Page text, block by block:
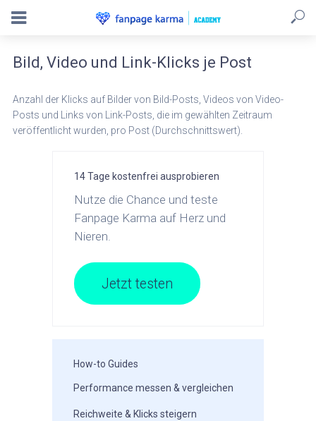
Bild, Video und Link-Klicks je Post
Anzahl der Klicks auf Bilder von Bild-Posts, Videos von Video-
Posts und Links von Link-Posts, die im gewählten Zeitraum
veröffentlicht wurden, pro Post (Durchschnittswert).
14 Tage kostenfrei ausprobieren
Nutze die Chance und teste
Fanpage Karma auf Herz und
Nieren.
Jetzt testen
How-to Guides
Performance messen & vergleichen
Reichweite & Klicks steigern